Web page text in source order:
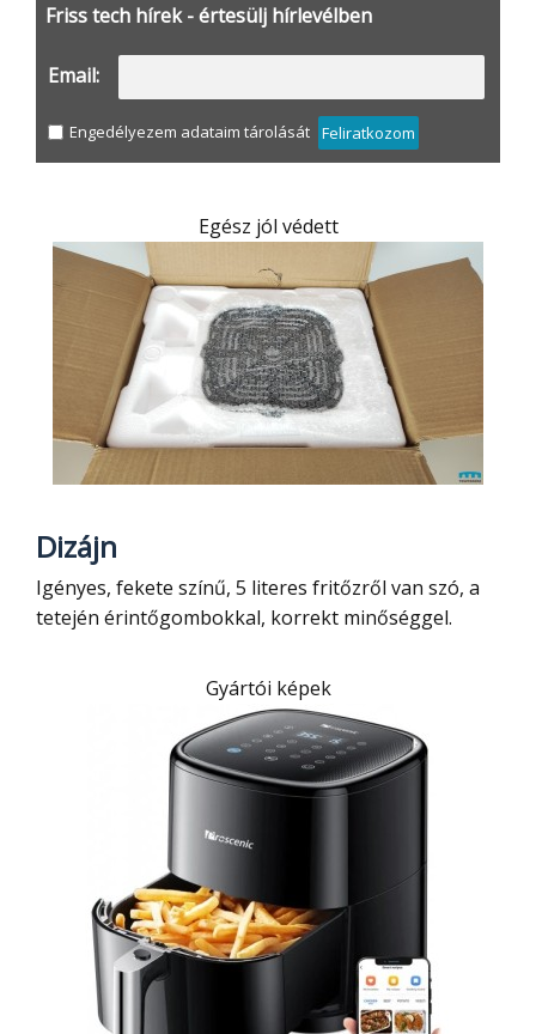
Friss tech hírek - értesülj hírlevélben
Email:
Engedélyezem adataim tárolását Feliratkozom
Egész jól védett
Dizájn
Igényes, fekete színű, 5 literes fritőzről van szó, a
tetején érintőgombokkal, korrekt minőséggel.
Gyártói képek